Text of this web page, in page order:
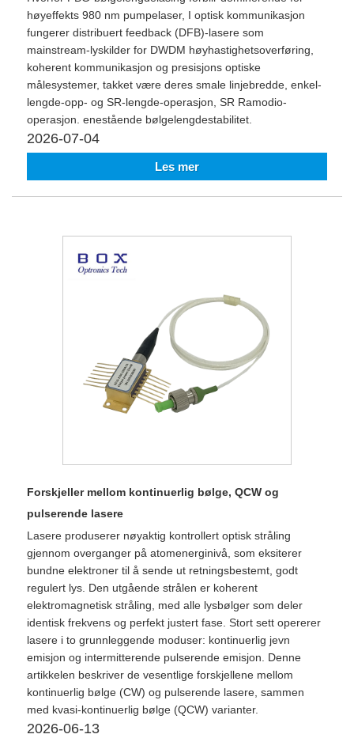
høyeffekts 980 nm pumpelaser, I optisk kommunikasjon
fungerer distribuert feedback (DFB)-lasere som
mainstream-lyskilder for DWDM høyhastighetsoverføring,
koherent kommunikasjon og presisjons optiske
målesystemer, takket være deres smale linjebredde, enkel-
lengde-opp- og SR-lengde-operasjon, SR Ramodio-
operasjon. enestående bølgelengdestabilitet.
2026-07-04
Les mer
Forskjeller mellom kontinuerlig bølge, QCW og
pulserende lasere
Lasere produserer nøyaktig kontrollert optisk stråling
gjennom overganger på atomenerginivå, som eksiterer
bundne elektroner til å sende ut retningsbestemt, godt
regulert lys. Den utgående strålen er koherent
elektromagnetisk stråling, med alle lysbølger som deler
identisk frekvens og perfekt justert fase. Stort sett opererer
lasere i to grunnleggende moduser: kontinuerlig jevn
emisjon og intermitterende pulserende emisjon. Denne
artikkelen beskriver de vesentlige forskjellene mellom
kontinuerlig bølge (CW) og pulserende lasere, sammen
med kvasi-kontinuerlig bølge (QCW) varianter.
2026-06-13